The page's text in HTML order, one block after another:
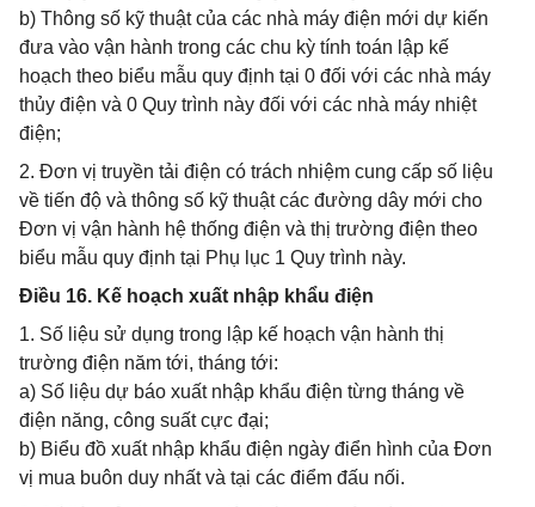
b) Thông số kỹ thuật của các nhà máy điện mới dự kiến
đưa vào vận hành trong các chu kỳ tính toán lập kế
hoạch theo biểu mẫu quy định tại 0 đối với các nhà máy
thủy điện và 0 Quy trình này đối với các nhà máy nhiệt
điện;
2. Đơn vị truyền tải điện có trách nhiệm cung cấp số liệu
về tiến độ và thông số kỹ thuật các đường dây mới cho
Đơn vị vận hành hệ thống điện và thị trường điện theo
biểu mẫu quy định tại Phụ lục 1 Quy trình này.
Điều 16. Kế hoạch xuất nhập khẩu điện
1. Số liệu sử dụng trong lập kế hoạch vận hành thị
trường điện năm tới, tháng tới:
a) Số liệu dự báo xuất nhập khẩu điện từng tháng về
điện năng, công suất cực đại;
b) Biểu đồ xuất nhập khẩu điện ngày điển hình của Đơn
vị mua buôn duy nhất và tại các điểm đấu nối.